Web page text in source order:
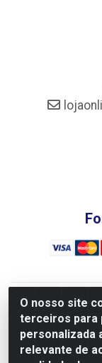
O nosso site
terceiros para
personalizada
relevante de
JRS
Sacramento
João Del Rei/MG